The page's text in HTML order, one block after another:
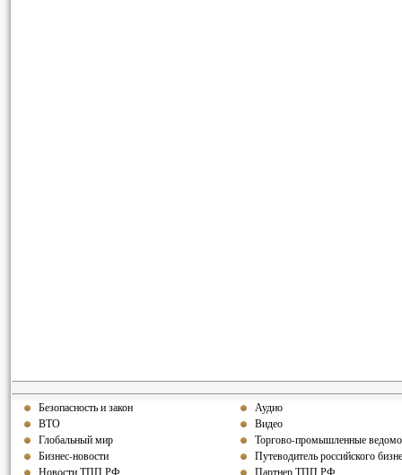
Безопасность и закон
ВТО
Глобальный мир
Бизнес-новости
Новости ТПП РФ
Аудио
Видео
Торгово-промышленные
Путеводитель российского
Партнер ТПП РФ